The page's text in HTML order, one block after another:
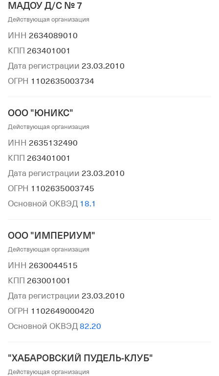
МАДОУ Д/С № 7
Действующая организация
ИНН 2634089010
КПП 263401001
Дата регистрации 23.03.2010
ОГРН 1102635003734
ООО "ЮНИКС"
Действующая организация
ИНН 2635132490
КПП 263401001
Дата регистрации 23.03.2010
ОГРН 1102635003745
Основной ОКВЭД 18.1
ООО "ИМПЕРИУМ"
Действующая организация
ИНН 2630044515
КПП 263001001
Дата регистрации 23.03.2010
ОГРН 1102649000420
Основной ОКВЭД 82.20
"ХАБАРОВСКИЙ ПУДЕЛЬ-КЛУБ"
Действующая организация